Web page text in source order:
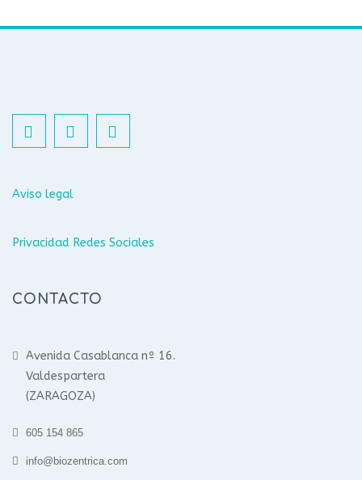
Aviso legal
Privacidad Redes Sociales
CONTACTO
Avenida Casablanca nº 16.
Valdespartera
(ZARAGOZA)
605 154 865
info@biozentrica.com